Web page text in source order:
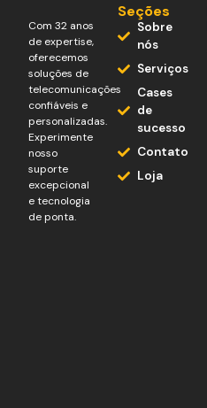
Com 32 anos
de expertise,
oferecemos
soluções de
telecomunicações
confiáveis e
personalizadas.
Experimente
nosso
suporte
excepcional
e tecnologia
de ponta.
Seções
Sobre
nós
Serviços
Cases
de
sucesso
Contato
Loja